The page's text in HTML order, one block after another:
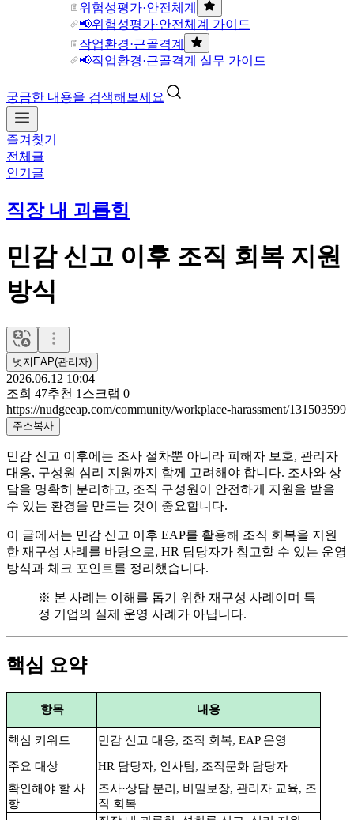
위험성평가·안전체계
📢위험성평가·안전체계 가이드
작업환경·근골격계
📢작업환경·근골격계 실무 가이드
궁금한 내용을 검색해보세요
즐겨찾기
전체글
인기글
직장 내 괴롭힘
민감 신고 이후 조직 회복 지원
방식
넛지EAP(관리자)
2026.06.12 10:04
조회 47추천 1 스크랩 0
https://nudgeeap.com/community/workplace-harassment/131503599
주소복사
민감 신고 이후에는 조사 절차뿐 아니라 피해자 보호, 관리자
대응, 구성원 심리 지원까지 함께 고려해야 합니다. 조사와 상
담을 명확히 분리하고, 조직 구성원이 안전하게 지원을 받을
수 있는 환경을 만드는 것이 중요합니다.
이 글에서는 민감 신고 이후 EAP를 활용해 조직 회복을 지원
한 재구성 사례를 바탕으로, HR 담당자가 참고할 수 있는 운영
방식과 체크 포인트를 정리했습니다.
※ 본 사례는 이해를 돕기 위한 재구성 사례이며 특
정 기업의 실제 운영 사례가 아닙니다.
핵심 요약
항목 내용
핵심 키워드 민감 신고 대응, 조직 회복, EAP 운영
주요 대상
HR 담당자, 인사팀, 조직문화 담당자
확인해야 할 사
항
조사·상담 분리, 비밀보장, 관리자 교육, 조
직 회복